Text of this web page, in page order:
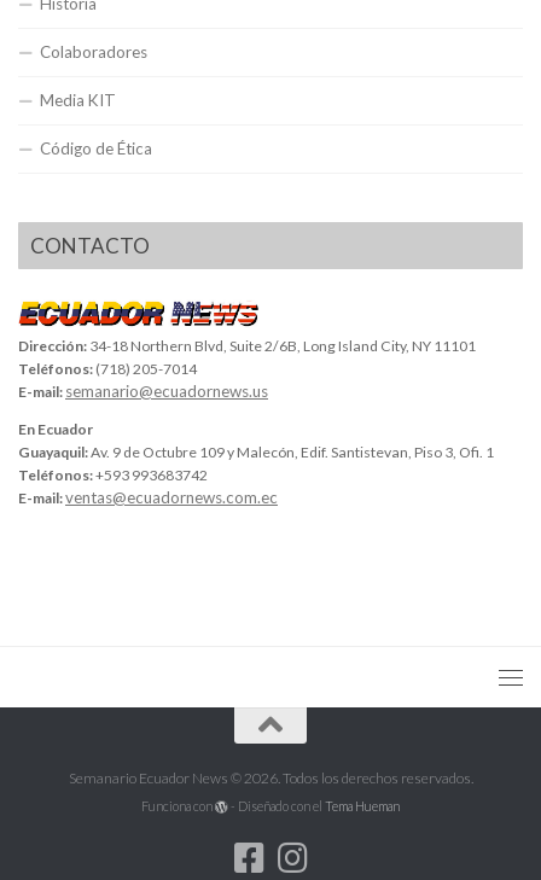
Historia
Colaboradores
Media KIT
Código de Ética
CONTACTO
Dirección: 34-18 Northern Blvd, Suite 2/6B, Long Island City, NY 11101
Teléfonos: (718) 205-7014
E-mail: semanario@ecuadornews.us
En Ecuador
Guayaquil:Av. 9 de Octubre 109 y Malecón, Edif. Santistevan, Piso 3, Ofi. 1
Teléfonos:+593 993683742
E-mail:ventas@ecuadornews.com.ec
Semanario Ecuador News © 2026. Todos los derechos reservados.
Funciona con - Diseñado con el Tema Hueman